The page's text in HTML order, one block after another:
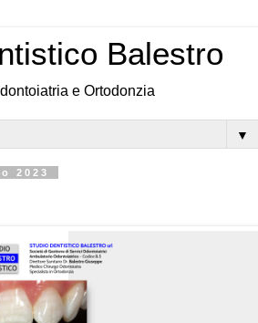
Balestro
e Ortodonzia
▼
2023